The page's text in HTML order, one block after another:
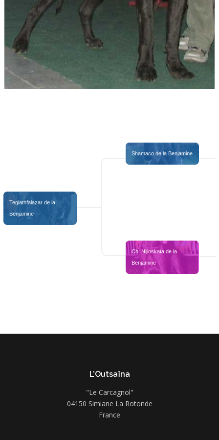
Teglathfalazar de la
Benjamine
Shamaco de la Benjamine
Ch. Nijinskaïa de la
Benjamine
L’Outsaïna
"Le Carcagnol"
04150 Simiane La Rotonde
France